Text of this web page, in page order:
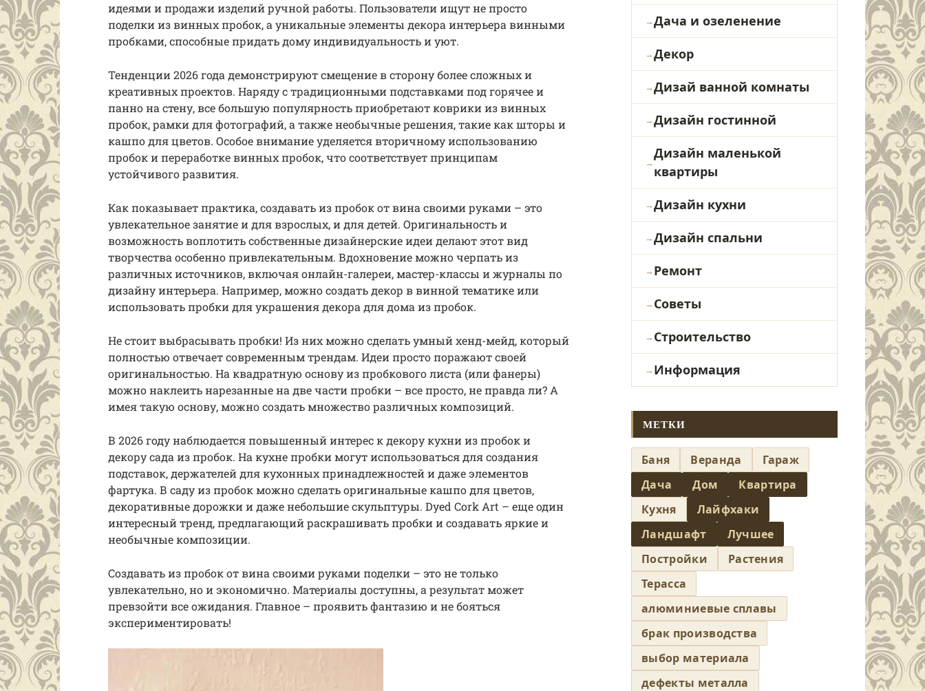
идеями и продажи изделий ручной работы. Пользователи ищут не просто
поделки из винных пробок, а уникальные элементы декора интерьера винными
пробками, способные придать дому индивидуальность и уют.
Тенденции 2026 года демонстрируют смещение в сторону более сложных и
креативных проектов. Наряду с традиционными подставками под горячее и
панно на стену, все большую популярность приобретают коврики из винных
пробок, рамки для фотографий, а также необычные решения, такие как шторы и
кашпо для цветов. Особое внимание уделяется вторичному использованию
пробок и переработке винных пробок, что соответствует принципам
устойчивого развития.
Как показывает практика, создавать из пробок от вина своими руками – это
увлекательное занятие и для взрослых, и для детей. Оригинальность и
возможность воплотить собственные дизайнерские идеи делают этот вид
творчества особенно привлекательным. Вдохновение можно черпать из
различных источников, включая онлайн-галереи, мастер-классы и журналы по
дизайну интерьера. Например, можно создать декор в винной тематике или
использовать пробки для украшения декора для дома из пробок.
Не стоит выбрасывать пробки! Из них можно сделать умный хенд-мейд, который
полностью отвечает современным трендам. Идеи просто поражают своей
оригинальностью. На квадратную основу из пробкового листа (или фанеры)
можно наклеить нарезанные на две части пробки – все просто, не правда ли? А
имея такую основу, можно создать множество различных композиций.
В 2026 году наблюдается повышенный интерес к декору кухни из пробок и
декору сада из пробок. На кухне пробки могут использоваться для создания
подставок, держателей для кухонных принадлежностей и даже элементов
фартука. В саду из пробок можно сделать оригинальные кашпо для цветов,
декоративные дорожки и даже небольшие скульптуры. Dyed Cork Art – еще один
интересный тренд, предлагающий раскрашивать пробки и создавать яркие и
необычные композиции.
Создавать из пробок от вина своими руками поделки – это не только
увлекательно, но и экономично. Материалы доступны, а результат может
превзойти все ожидания. Главное – проявить фантазию и не бояться
экспериментировать!
Дача и озеленение
Декор
Дизай ванной комнаты
Дизайн гостинной
Дизайн маленькой
квартиры
Дизайн кухни
Дизайн спальни
Ремонт
Советы
Строительство
Информация
МЕТКИ
Баня Веранда
Гараж
Дача
Дом
Квартира
Кухня
Лайфхаки
Ландшафт
Лучшее
Постройки
Растения
Терасса
алюминиевые сплавы
брак производства
выбор материала
дефекты металла